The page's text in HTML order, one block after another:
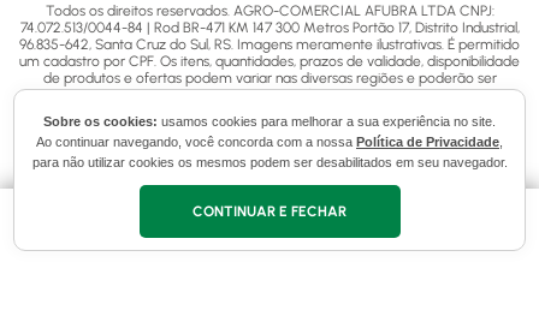
Sobre os cookies: usamos cookies para melhorar a sua experiência no site.
Ao continuar navegando, você concorda com a nossa Política de Privacidade
para não utilizar cookies os mesmos podem ser desabilitados em seu navegador.
CONTINUAR E FECHAR
Todos os direitos reservados. AGRO-COMERCIAL AFUBRA LTDA CNPJ:
74.072.513/0044-84 | Rod BR-471 KM 147 300 Metros Portão 17, Distrito Industrial,
96.835-642, Santa Cruz do Sul, RS. Imagens meramente ilustrativas. É permitido
um cadastro por CPF. Os itens, quantidades, prazos de validade, disponibilidade
de produtos e ofertas podem variar nas diversas regiões e poderão ser
limitados por CPF, por dia, por período, por oferta de acordo com as regras e
políticas. Os valores e condição de pagamento dos produtos do site poderão
conter divergências com as lojas físicas. Para mais informações acesse nossas
Políticas ou entre em contato via ligação (51) 3713-7770, WhatsApp pelo número
(51) 3713-7750 ou email - sac@afubra.com.br.